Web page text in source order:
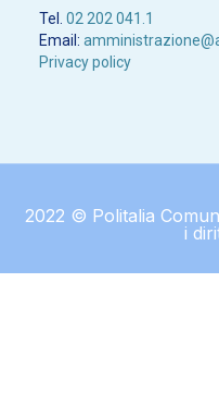
Tel. 02 202 041.1
Email:
Privacy policy
2022 © Politalia
i